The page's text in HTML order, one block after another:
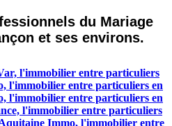
du Mariage
et ses environs.
l'immobilier entre particuliers
l'immobilier entre particuliers en
l'immobilier entre particuliers en
l'immobilier entre particuliers
Immo, l'immobilier entre